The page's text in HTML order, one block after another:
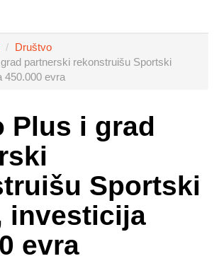
Društvo
partnerski rekonstruišu Sportski
450.000 evra
Plus i grad
Sportski
investicija
evra